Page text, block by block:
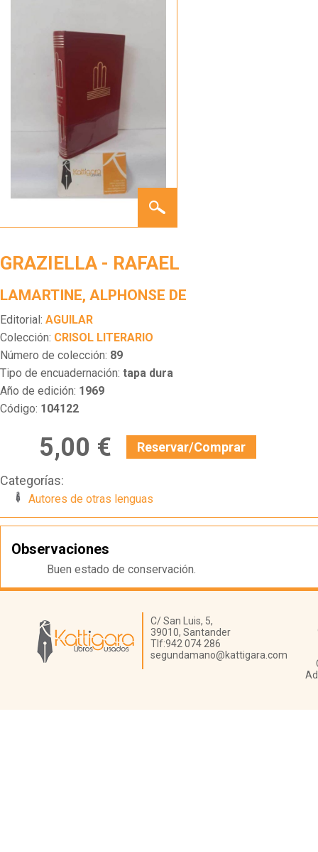
GRAZIELLA - RAFAEL
LAMARTINE, ALPHONSE DE
Editorial: AGUILAR
Colección: CRISOL LITERARIO
Número de colección: 89
Tipo de encuadernación: tapa dura
Año de edición: 1969
Código: 104122
5,00 € Reservar/Comprar
Categorías:
Autores de otras lenguas
Observaciones
Buen estado de conservación.
Librería Kattigara
C/ San Luis, 5,
39010, Santander
Tlf:942 074 286
segundamano@kattigara.com